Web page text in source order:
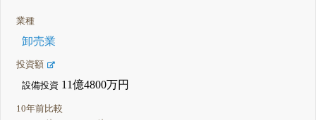
業種
卸売業
投資額
設備投資 11億4800万円
10年前比較